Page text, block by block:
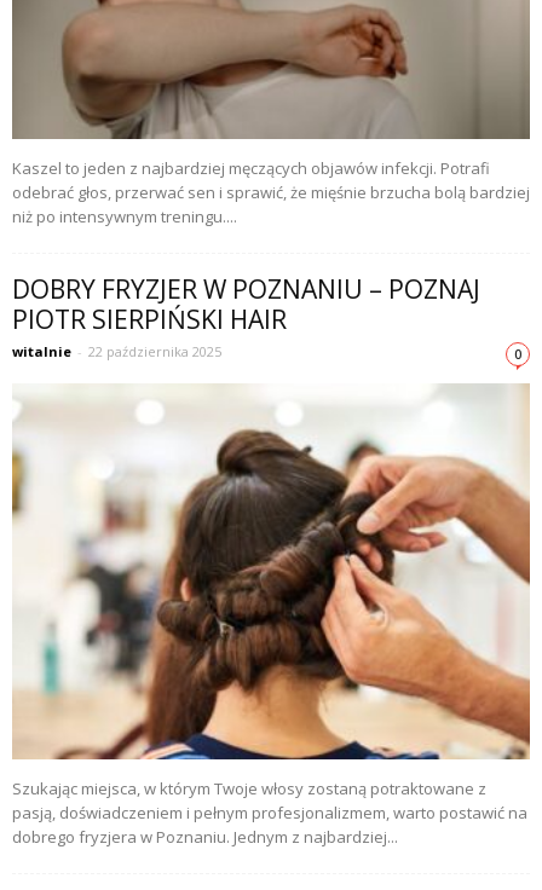
Kaszel to jeden z najbardziej męczących objawów infekcji. Potrafi
odebrać głos, przerwać sen i sprawić, że mięśnie brzucha bolą bardziej
niż po intensywnym treningu....
DOBRY FRYZJER W POZNANIU – POZNAJ
PIOTR SIERPIŃSKI HAIR
witalnie - 22 października 2025 0
Szukając miejsca, w którym Twoje włosy zostaną potraktowane z
pasją, doświadczeniem i pełnym profesjonalizmem, warto postawić na
dobrego fryzjera w Poznaniu. Jednym z najbardziej...